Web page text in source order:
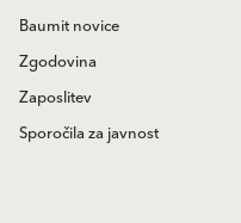
Baumit novice
Zgodovina
Zaposlitev
Sporočila za javnost